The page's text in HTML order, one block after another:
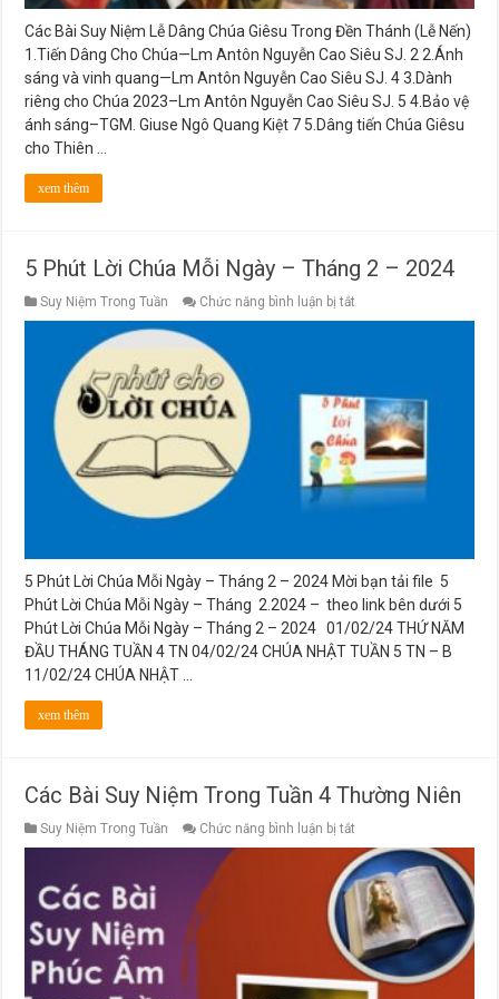
Các Bài Suy Niệm Lễ Dâng Chúa Giêsu Trong Đền Thánh (Lễ Nến)
1.Tiến Dâng Cho Chúa—Lm Antôn Nguyễn Cao Siêu SJ. 2 2.Ánh
sáng và vinh quang—Lm Antôn Nguyễn Cao Siêu SJ. 4 3.Dành
riêng cho Chúa 2023–Lm Antôn Nguyễn Cao Siêu SJ. 5 4.Bảo vệ
ánh sáng–TGM. Giuse Ngô Quang Kiệt 7 5.Dâng tiến Chúa Giêsu
cho Thiên …
xem thêm
5 Phút Lời Chúa Mỗi Ngày – Tháng 2 – 2024
Suy Niệm Trong Tuần Chức năng bình luận bị tắt
Ngày
–
Tháng
2
–
2024
5 Phút Lời Chúa Mỗi Ngày – Tháng 2 – 2024 Mời bạn tải file 5
Phút Lời Chúa Mỗi Ngày – Tháng 2.2024 – theo link bên dưới 5
Phút Lời Chúa Mỗi Ngày – Tháng 2 – 2024 01/02/24 THỨ NĂM
ĐẦU THÁNG TUẦN 4 TN 04/02/24 CHÚA NHẬT TUẦN 5 TN – B
11/02/24 CHÚA NHẬT …
xem thêm
Các Bài Suy Niệm Trong Tuần 4 Thường Niên
Suy Niệm Trong Tuần Chức năng bình luận bị tắt
Bài
Suy
Niệm
Trong
Tuần
Thường
Niên